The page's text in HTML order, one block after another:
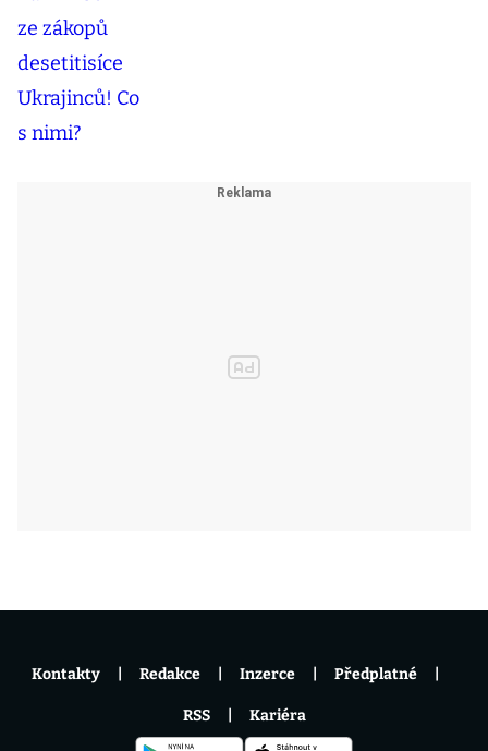
Kontakty Redakce Inzerce Předplatné
RSS Kariéra